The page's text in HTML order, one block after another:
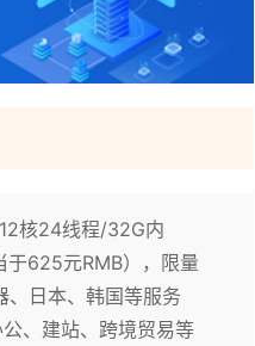
核24线程/32G内
于625元RMB），限量
、日本、韩国等服务
、建站、跨境贸易等